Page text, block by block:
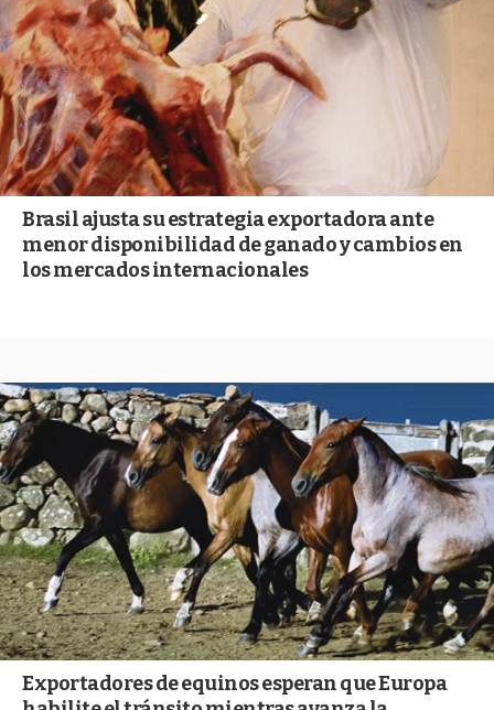
Brasil ajusta su estrategia exportadora ante
menor disponibilidad de ganado y cambios en
los mercados internacionales
Exportadores de equinos esperan que Europa